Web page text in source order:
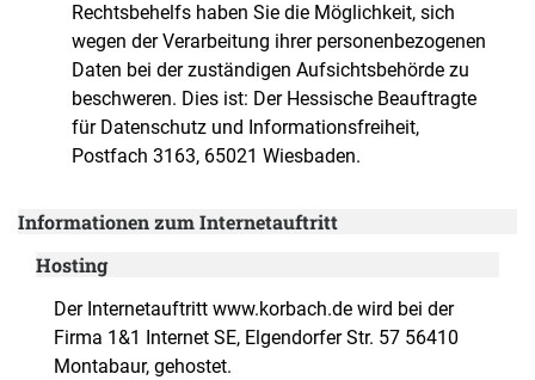
Rechtsbehelfs haben Sie die Möglichkeit, sich
wegen der Verarbeitung ihrer personenbezogenen
Daten bei der zuständigen Aufsichtsbehörde zu
beschweren. Dies ist: Der Hessische Beauftragte
für Datenschutz und Informationsfreiheit,
Postfach 3163, 65021 Wiesbaden.
Informationen zum Internetauftritt
Hosting
Der Internetauftritt www.korbach.de wird bei der
Firma 1&1 Internet SE, Elgendorfer Str. 57 56410
Montabaur, gehostet.